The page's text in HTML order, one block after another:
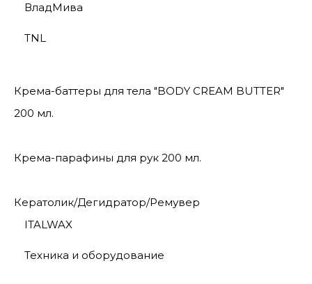
ВладМива
TNL
Крема-баттеры для тела "BODY CREAM BUTTER"
200 мл.
Крема-парафины для рук 200 мл.
Кератолик/Дегидратор/Ремувер
ITALWAX
Техника и оборудование